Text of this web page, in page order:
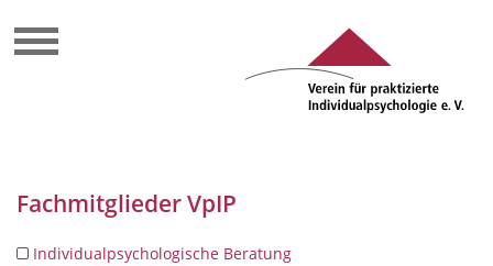
Fachmitglieder VpIP
Individualpsychologische Beratung